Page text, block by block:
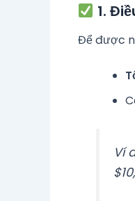
1.
Để được
Ví